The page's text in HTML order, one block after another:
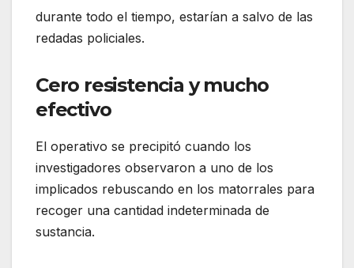
durante todo el tiempo, estarían a salvo de las
redadas policiales.
Cero resistencia y mucho
efectivo
El operativo se precipitó cuando los
investigadores observaron a uno de los
implicados rebuscando en los matorrales para
recoger una cantidad indeterminada de
sustancia.